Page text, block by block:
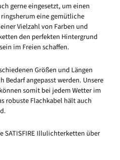
gerne eingesetzt, um einen
eine gemütliche
Vielzahl von Farben und
den perfekten Hintergrund
im Freien schaffen.
Größen und Längen
angepasst werden. Unsere
somit bei jedem Wetter im
robuste Flachkabel hält auch
SATISFIRE Illulichterketten über